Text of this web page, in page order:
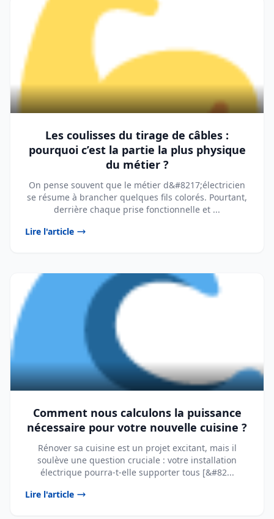
Les coulisses du tirage de câbles :
pourquoi c’est la partie la plus physique
du métier ?
On pense souvent que le métier d&#8217;électricien
se résume à brancher quelques fils colorés. Pourtant,
derrière chaque prise fonctionnelle et ...
Lire l'article
Comment nous calculons la puissance
nécessaire pour votre nouvelle cuisine ?
Rénover sa cuisine est un projet excitant, mais il
soulève une question cruciale : votre installation
électrique pourra-t-elle supporter tous [&#82...
Lire l'article